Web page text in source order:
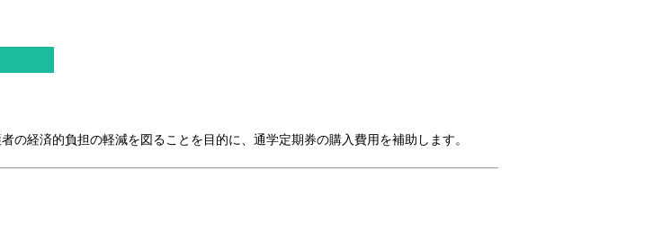
金
経済的負担の軽減を図ることを目的に、通学定期券の購入費用を補助します。